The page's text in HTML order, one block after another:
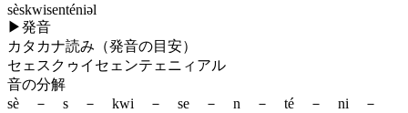
sèskwisenténiəl
▶発音
カタカナ読み（発音の目安）
セェスクゥイセェンテェニィアル
音の分解
sè － s － kwi － se － n － té － ni －